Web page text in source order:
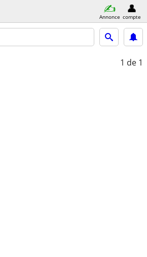
Annonce compte
1 de 1